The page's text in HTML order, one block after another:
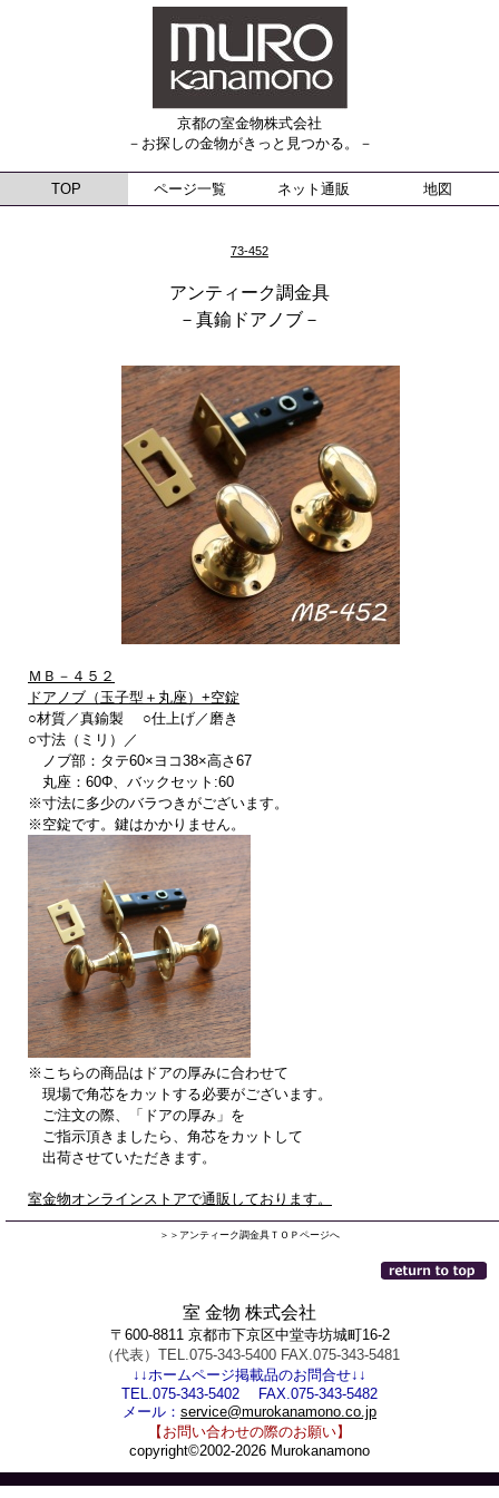
京都の室金物株式会社
－お探しの金物がきっと見つかる。－
TOP ページ一覧 ネット通販 地図
73-452
アンティーク調金具
－真鍮ドアノブ－
ＭＢ－４５２
ドアノブ（玉子型＋丸座）+空錠
○材質／真鍮製 ○仕上げ／磨き
○寸法（ミリ）／
ノブ部：タテ60×ヨコ38×高さ67
丸座：60Φ、バックセット:60
※寸法に多少のバラつきがございます。
※空錠です。鍵はかかりません。
※こちらの商品はドアの厚みに合わせて
現場で角芯をカットする必要がございます。
ご注文の際、「ドアの厚み」を
ご指示頂きましたら、角芯をカットして
出荷させていただきます。
室金物オンラインストアで通販しております。
＞＞アンティーク調金具ＴＯＰページへ
室 金物 株式会社
〒600-8811 京都市下京区中堂寺坊城町16-2
（代表）TEL.075-343-5400 FAX.075-343-5481
↓↓ホームページ掲載品のお問合せ↓↓
TEL.075-343-5402 FAX.075-343-5482
メール： service@murokanamono.co.jp
【お問い合わせの際のお願い】
copyright©2002-2026 Murokanamono